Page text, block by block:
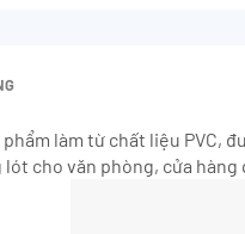
phẩm làm từ chất liệu PVC,
cho văn phòng, cửa